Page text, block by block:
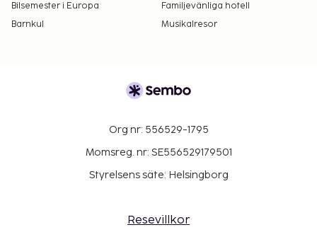
Bilsemester i Europa
Familjevänliga hotell
Barnkul
Musikalresor
Org nr: 556529-1795
Momsreg. nr: SE556529179501
Styrelsens säte: Helsingborg
Resevillkor